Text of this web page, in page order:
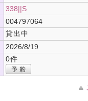
338||S
004797064
貸出中
2026/8/19
0件